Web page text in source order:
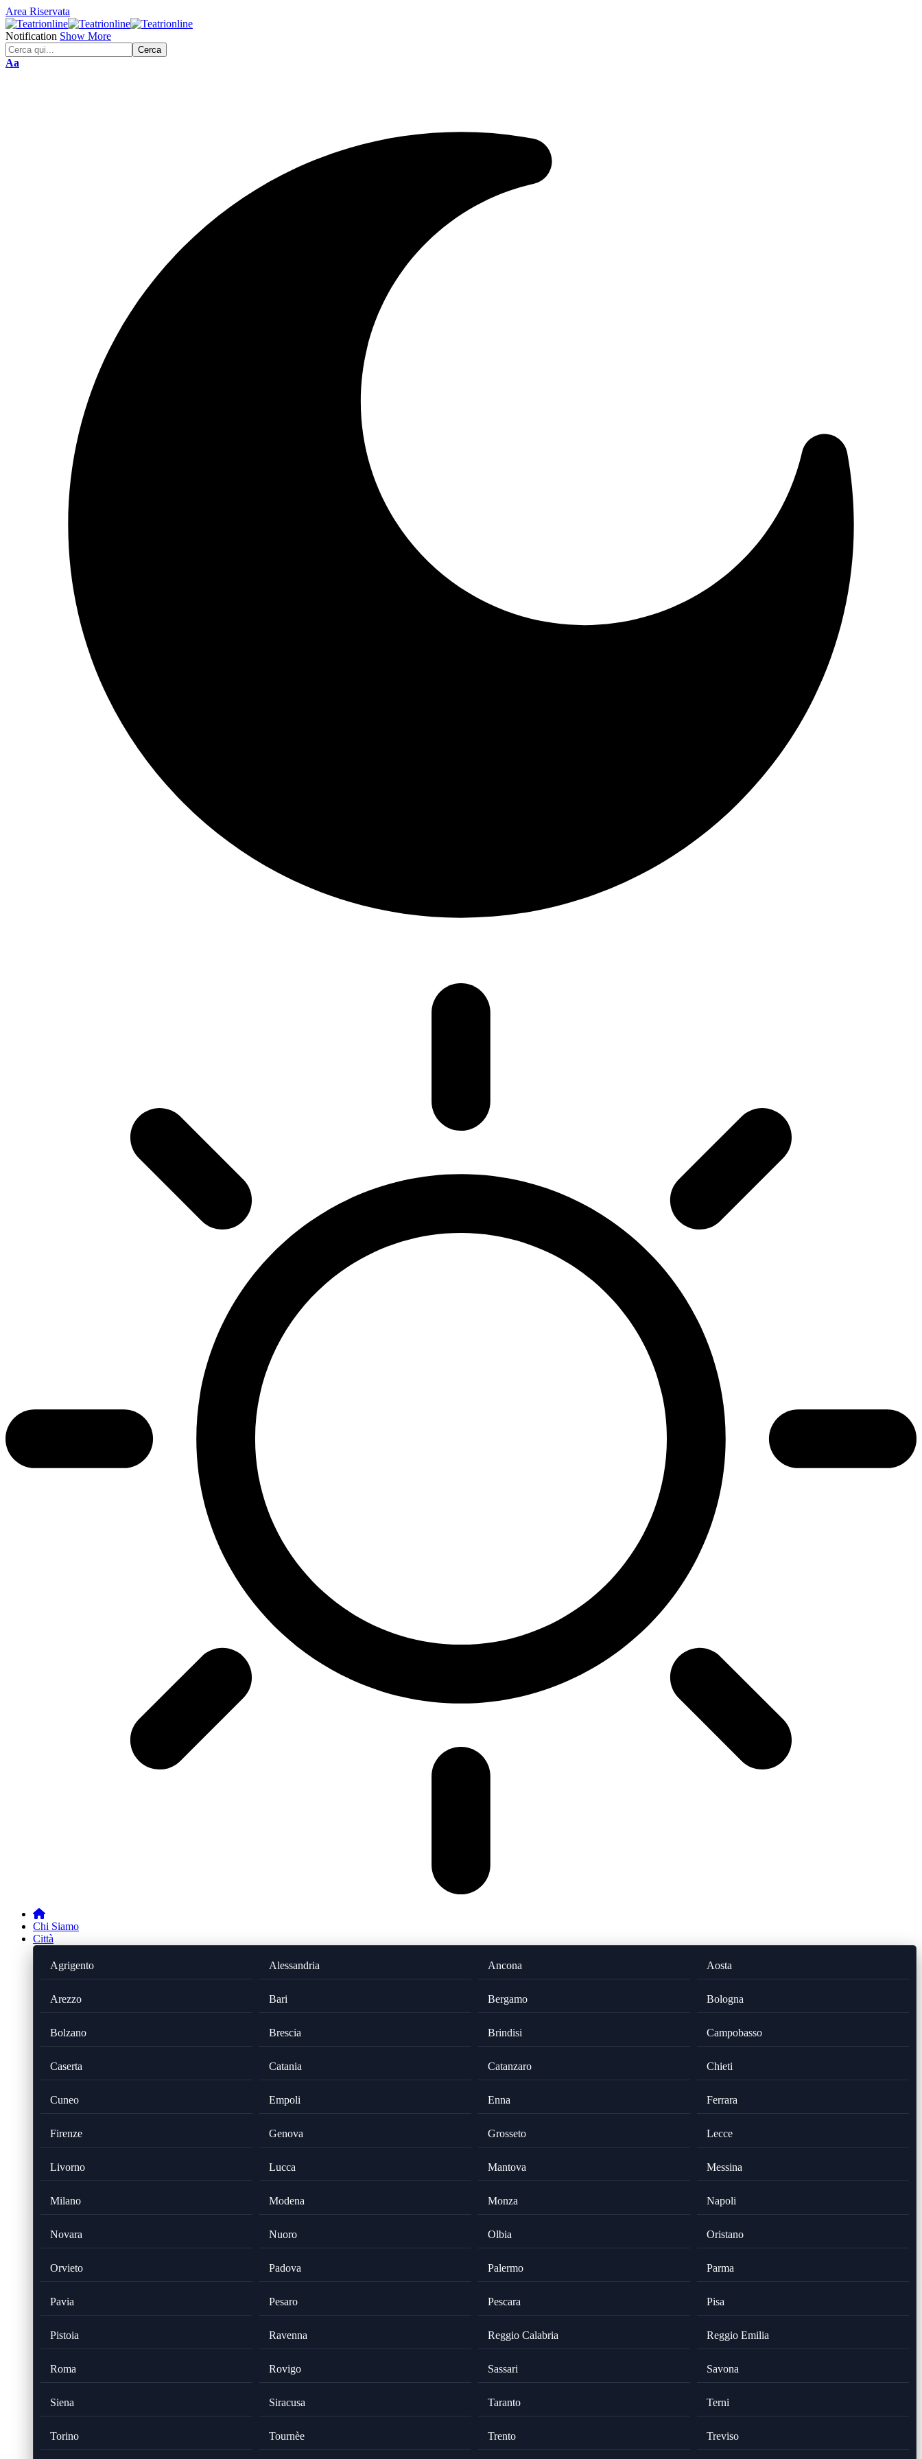
Area Riservata
Notification Show More
Font
Aa
Chi Siamo
Città
Agrigento Alessandria Ancona Aosta
Arezzo Bari Bergamo Bologna
Bolzano Brescia Brindisi Campobasso
Caserta Catania Catanzaro Chieti
Cuneo Empoli Enna Ferrara
Firenze Genova Grosseto Lecce
Livorno Lucca Mantova Messina
Milano Modena Monza Napoli
Novara Nuoro Olbia Oristano
Orvieto Padova Palermo Parma
Pavia Pesaro Pescara Pisa
Pistoia Ravenna Reggio Calabria Reggio Emilia
Roma Rovigo Sassari Savona
Siena Siracusa Taranto Terni
Torino Tournèe Trento Treviso